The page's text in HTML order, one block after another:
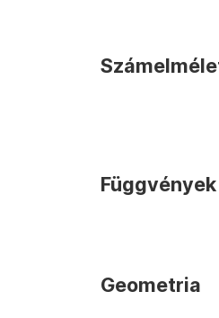
Függvények
Geometria